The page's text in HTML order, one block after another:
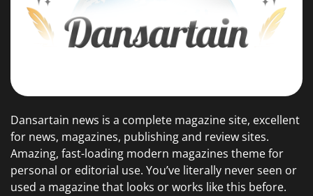
Dansartain news is a complete magazine site, excellent
for news, magazines, publishing and review sites.
Amazing, fast-loading modern magazines theme for
personal or editorial use. You’ve literally never seen or
used a magazine that looks or works like this before.